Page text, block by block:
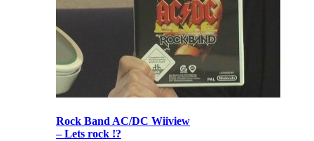
Rock Band AC/DC Wiiview
– Lets rock !?